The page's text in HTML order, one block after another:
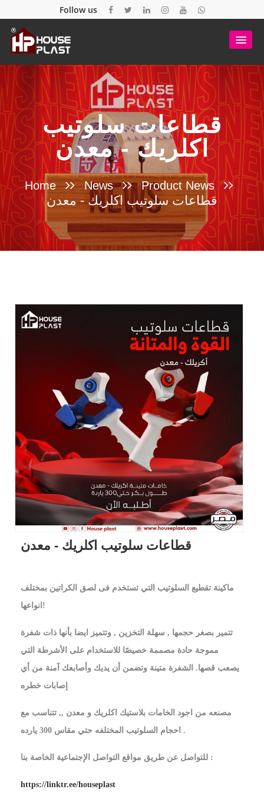
Follow us
قطاعات سلوتيب
اكلريك - معدن
Home News Product News
قطاعات سلوتيب اكلريك - معدن
قطاعات سلوتيب اكلريك - معدن
ماكينة تقطيع السلوتيب التي تستخدم فى لصق الكراتين بمختلف
انواعها!
تتمير بصغر حجمها , سهلة التخزين , وتتميز ايضا بأنها ذات شفرة
مموجة حادة مصممة خصيصًا للاستخدام على الأشرطة التي
يصعب قصها. الشفرة متينة وتضمن أن يديك وأصابعك آمنة من أي
إصابات خطره
مصنعه من اجود الخامات بلاستيك اكلريك و معدن ,, تتناسب مع
احجام السلوتيب المختلفه حتي مقاس 300 يارده .
للتواصل عن طريق مواقع التواصل الإجتماعية الخاصة بنا :
https://linktr.ee/houseplast